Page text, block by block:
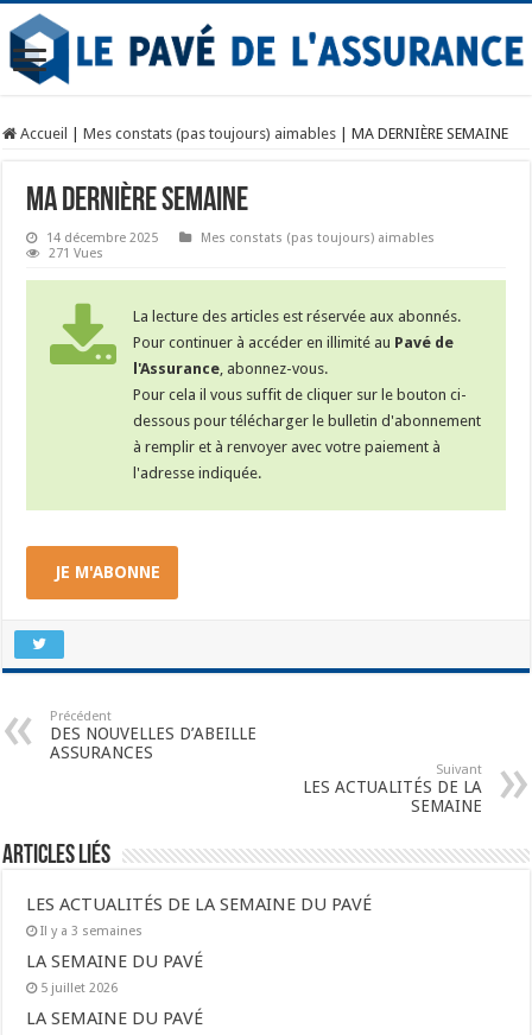
Accueil Mes constats (pas toujours) aimables MA DERNIÈRE SEMAINE
MA DERNIÈRE SEMAINE
14 décembre 2025
Mes constats (pas toujours) aimables
271 Vues
La lecture des articles est réservée aux abonnés.
Pour continuer à accéder en illimité au Pavé de
l'Assurance , abonnez-vous.
Pour cela il vous suffit de cliquer sur le bouton ci-
dessous pour télécharger le bulletin d'abonnement
à remplir et à renvoyer avec votre paiement à
l'adresse indiquée.
JE M'ABONNE
Précédent
DES NOUVELLES D’ABEILLE
ASSURANCES
Suivant
LES ACTUALITÉS DE LA
SEMAINE
Articles liés
LES ACTUALITÉS DE LA SEMAINE DU PAVÉ
Il y a 3 semaines
LA SEMAINE DU PAVÉ
5 juillet 2026
LA SEMAINE DU PAVÉ